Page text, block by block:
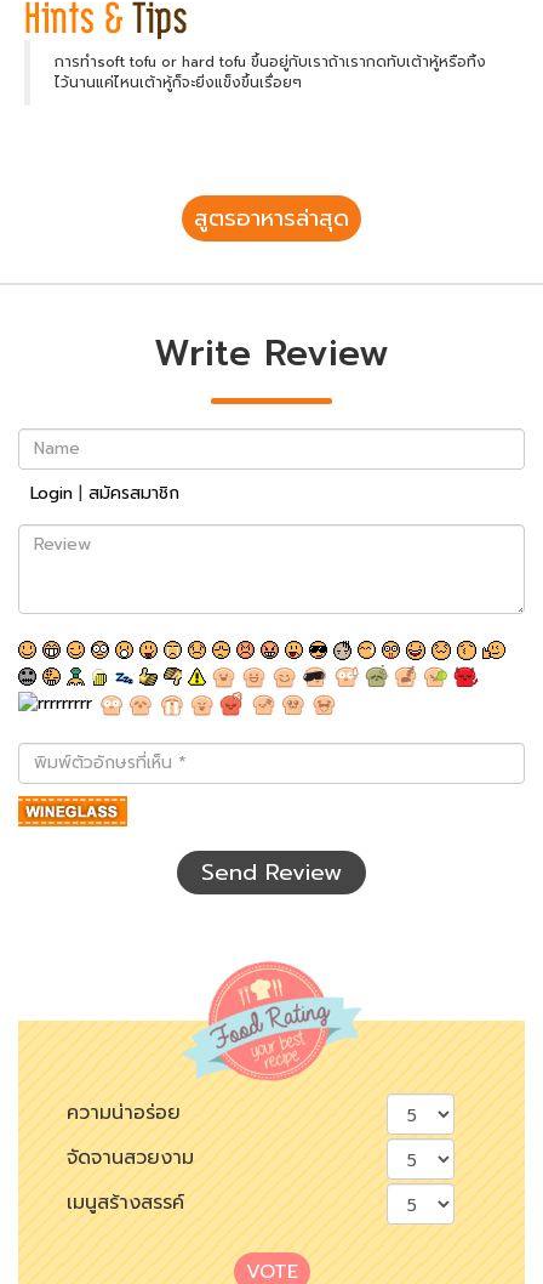
การทำsoft tofu or hard tofu ขึ้นอยู่กับเราถ้าเรากดทับเต้าหู้หรือทิ้ง
ไว้นานแค่ไหนเต้าหู้ก็จะยิ่งแข็งขึ้นเรื่อยๆ
สูตรอาหารล่าสุด
Write Review
Name
Login | สมัครสมาชิก
Review
พิมพ์
ตัว
อักษร
ที่
Send Review
ความน่าอร่อย
จัดจานสวยงาม
เมนูสร้างสรรค์
VOTE